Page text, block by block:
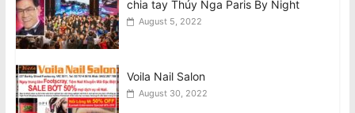
chia tay Thúy Nga Paris By Night
August 5, 2022
Voila Nail Salon
August 30, 2022